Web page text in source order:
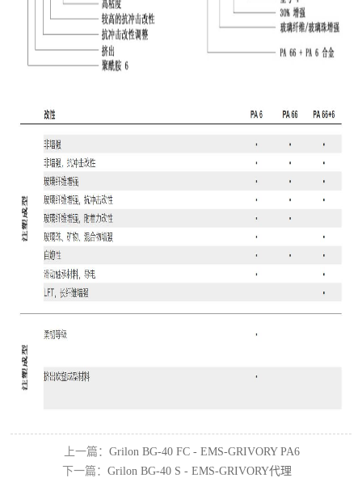
上一篇：Grilon BG-40 FC - EMS-GRIVORY PA6
代理
下一篇： Grilon BG-40 S - EMS-GRIVORY代理